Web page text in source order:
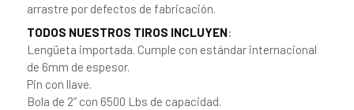
arrastre por defectos de fabricación.
TODOS NUESTROS TIROS INCLUYEN:
Lengüeta importada. Cumple con estándar internacional
de 6mm de espesor.
Pin con llave.
Bola de 2” con 6500 Lbs de capacidad.